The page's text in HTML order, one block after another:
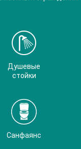
Душевые
стойки
Санфаянс